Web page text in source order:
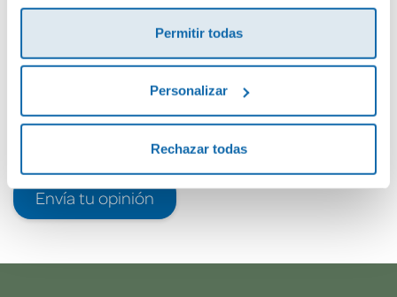
Permitir todas
Personalizar
Rechazar todas
Debes iniciar sesión para poder valorarlo
Envía tu opinión